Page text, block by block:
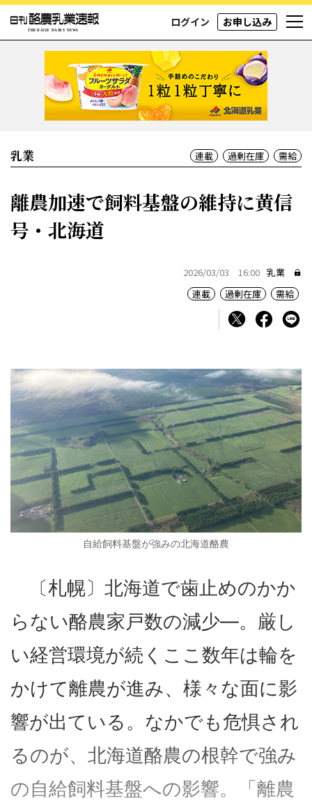
ログイン お申し込み
乳業 連載 過剰在庫 需給
離農加速で飼料基盤の維持に黄信
号・北海道
2026/03/03 16:00 乳業
連載
過剰在庫 需給
自給飼料基盤が強みの北海道酪農
〔札幌〕北海道で歯止めのかか
らない酪農家戸数の減少―。厳し
い経営環境が続くここ数年は輪を
かけて離農が進み、様々な面に影
響が出ている。なかでも危惧され
るのが、北海道酪農の根幹で強み
の自給飼料基盤への影響。「離農